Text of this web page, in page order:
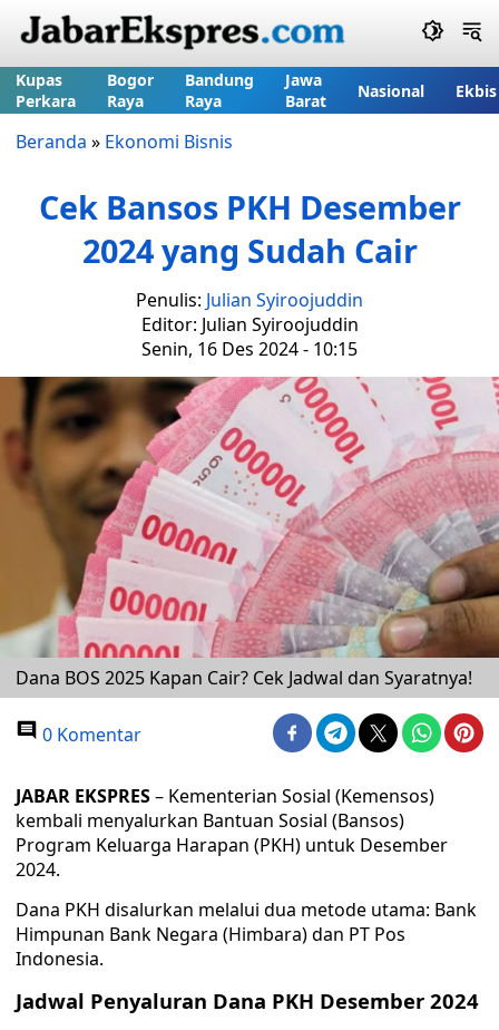
Kupas
Perkara
Bogor
Raya
Bandung
Raya
Jawa
Barat
Nasional Ekbis
Beranda » Ekonomi Bisnis
Cek Bansos PKH Desember
2024 yang Sudah Cair
Penulis: Julian Syiroojuddin
Editor: Julian Syiroojuddin
Senin, 16 Des 2024 - 10:15
Dana BOS 2025 Kapan Cair? Cek Jadwal dan Syaratnya!
0 Komentar
JABAR EKSPRES– Kementerian Sosial (Kemensos)
kembali menyalurkan Bantuan Sosial (Bansos)
Program Keluarga Harapan (PKH) untuk Desember
2024.
Dana PKH disalurkan melalui dua metode utama: Bank
Himpunan Bank Negara (Himbara) dan PT Pos
Indonesia.
Jadwal Penyaluran Dana PKH Desember 2024